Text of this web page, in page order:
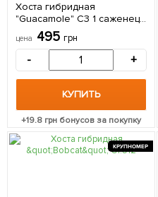
Хоста гибридная
"Guacamole" С3 1 саженец
в упаковке
цена 495 грн
- +
КУПИТЬ
+19.8 грн бонусов за покупку
КРУПНОМЕР